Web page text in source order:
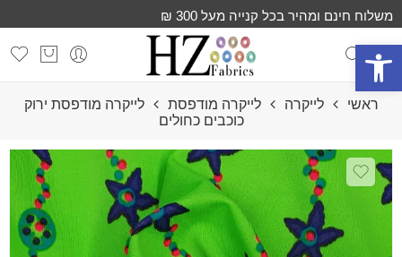
פתח סרגל נגישות
משלוח חינם ומהיר בכל קנייה מעל 300 ₪
ראשי לייקרה לייקרה מודפסת
לייקרה מודפסת ירוק
כוכבים כחולים